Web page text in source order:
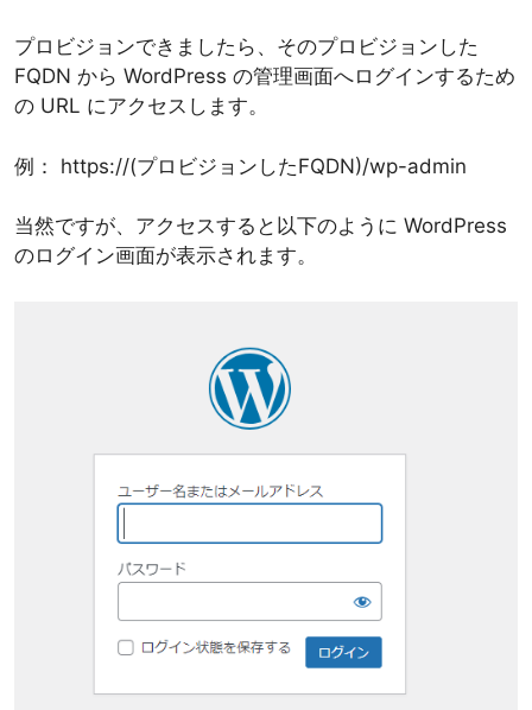
プロビジョンできましたら、そのプロビジョンした
FQDN から WordPress の管理画面へログインするため
の URL にアクセスします。
例： https://(プロビジョンしたFQDN)/wp-admin
当然ですが、アクセスすると以下のように WordPress
のログイン画面が表示されます。